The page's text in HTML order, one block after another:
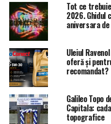
ARTICOLE PE ACEIASI TEMA:
URMATORUL
Vine un frig năprasnic!
meteorologi! Cum va fi
Comisarul de Prahova
NU RATATI
Iohannis dă de pământ cu
remaniere și guvernare |
Tot ce
2026. Ghidul
aniversara
Uleiul
oferă și
recomandat?
Galileo Topo
Capitala:
topografice